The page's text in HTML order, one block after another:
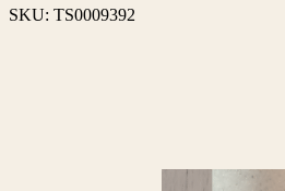
SKU: TS0009392